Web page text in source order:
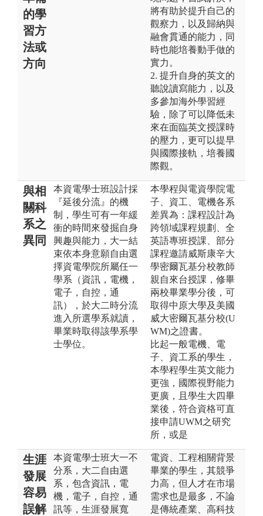
的學
習方
法或
方向
將有助於提升自己的
觀察力，以及歸納與
融會貫通的能力，同
時也能培養動手做的
實力。
2. 提升自身的英文的
聽說讀寫能力，以及
多參加海外學習經
驗，除了可以降低未
來在面臨英文授課時
的壓力，更可以提早
與國際接軌，培養國
際觀。
與相
關科
系之
異同
本資電學士班設計採
『延後分流』的機
制，學生可有一年緩
衝的時間來發掘自身
興趣與能力，大一結
束依本身意願自由選
擇資電學院所屬任一
學系（資訊，電機，
電子，自控，通
訊），於大二時分流
進入所選學系就讀，
畢業時取得該學系學
士學位。
本學程與電資學院電
子、資工、電機各系
差異為：課程設計為
跨領域課程規劃、全
英語專班授課、部分
課程邀請威斯康辛大
學密爾瓦基分校教師
親自來台授課，修畢
兩校畢業學分後，可
取得中原大學及美國
威大密爾瓦基分校(U
WM)之證書。
比起一般電機、電
子、資工系的學生，
本學程學生英文能力
更強，國際視野能力
更廣，且學生大四畢
業後，符合資格可直
接申請UWM之研究
所，或是
生涯
發展
容易
誤解
本資電學士班大一不
分系，大二自由選
系，包含資訊，電
機，電子，自控，通
訊等，生涯發展寬
電資、工程相關背景
畢業的學生，其競爭
力高，但人才在市場
需求也是最多，不論
是傳統產業、高科技